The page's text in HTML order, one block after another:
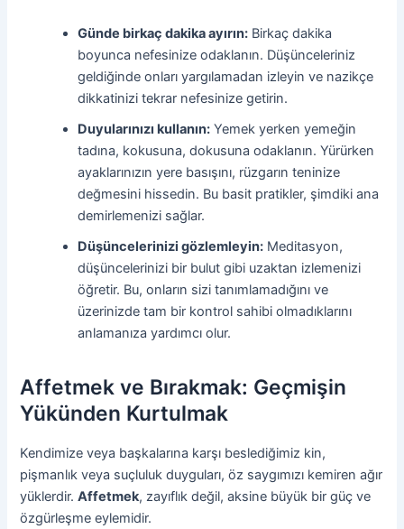
Günde birkaç dakika ayırın: Birkaç dakika
boyunca nefesinize odaklanın. Düşünceleriniz
geldiğinde onları yargılamadan izleyin ve nazikçe
dikkatinizi tekrar nefesinize getirin.
Duyularınızı kullanın: Yemek yerken yemeğin
tadına, kokusuna, dokusuna odaklanın. Yürürken
ayaklarınızın yere basışını, rüzgarın teninize
değmesini hissedin. Bu basit pratikler, şimdiki ana
demirlemenizi sağlar.
Düşüncelerinizi gözlemleyin: Meditasyon,
düşüncelerinizi bir bulut gibi uzaktan izlemenizi
öğretir. Bu, onların sizi tanımlamadığını ve
üzerinizde tam bir kontrol sahibi olmadıklarını
anlamanıza yardımcı olur.
Affetmek ve Bırakmak: Geçmişin
Yükünden Kurtulmak
Kendimize veya başkalarına karşı beslediğimiz kin,
pişmanlık veya suçluluk duyguları, öz saygımızı kemiren ağır
yüklerdir.Affetmek, zayıflık değil, aksine büyük bir güç ve
özgürleşme eylemidir.